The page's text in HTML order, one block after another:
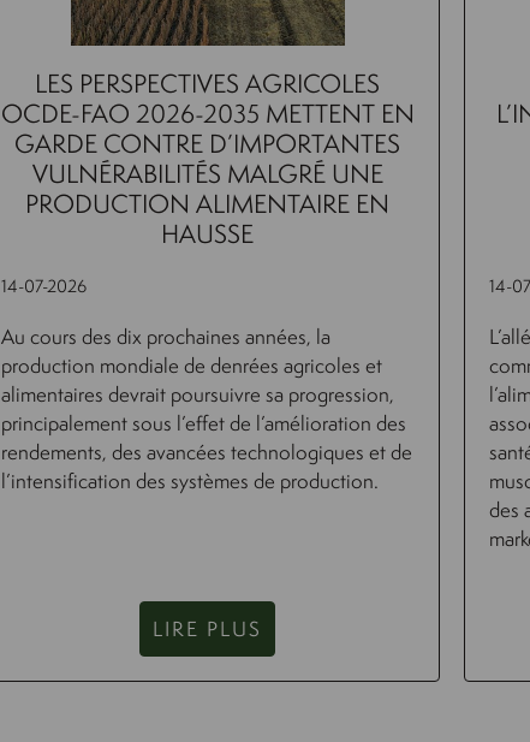
LES PERSPECTIVES AGRICOLES
OCDE-FAO 2026-2035 METTENT EN
GARDE CONTRE D’IMPORTANTES
VULNÉRABILITÉS MALGRÉ UNE
PRODUCTION ALIMENTAIRE EN
HAUSSE
14-07-2026
Au cours des dix prochaines années, la
production mondiale de denrées agricoles et
alimentaires devrait poursuivre sa progression,
principalement sous l’effet de l’amélioration des
rendements, des avancées technologiques et de
l’intensification des systèmes de production.
LIRE PLUS
14-
des